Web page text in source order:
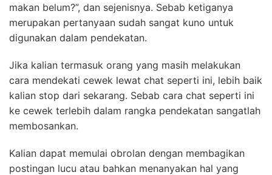
makan belum?”, dan sejenisnya. Sebab ketiganya
merupakan pertanyaan sudah sangat kuno untuk
digunakan dalam pendekatan.
Jika kalian termasuk orang yang masih melakukan
cara mendekati cewek lewat chat seperti ini, lebih baik
kalian stop dari sekarang. Sebab cara chat seperti ini
ke cewek terlebih dalam rangka pendekatan sangatlah
membosankan.
Kalian dapat memulai obrolan dengan membagikan
postingan lucu atau bahkan menanyakan hal yang